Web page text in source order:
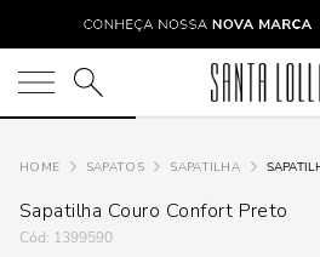
O que você está procurando?
SAPATOS SAPATILHA
Sapatilha Couro Confort Preto
: 1399590